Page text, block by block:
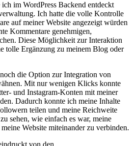
im WordPress Backend entdeckt
Ich hatte die volle Kontrolle
auf meiner Website angezeigt würden
Kommentare genehmigen,
Diese Möglichkeit zur Interaktion
tolle Ergänzung zu meinem Blog oder
die Option zur Integration von
Mit nur wenigen Klicks konnte
und Instagram-Konten mit meiner
Dadurch konnte ich meine Inhalte
teilen und meine Reichweite
sehen, wie einfach es war, meine
Website miteinander zu verbinden.